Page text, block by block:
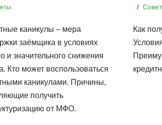
каникулы – мера
заёмщика в условиях
и значительного снижения
Кто может воспользоваться
каникулами. Причины,
получить
от МФО.
Как